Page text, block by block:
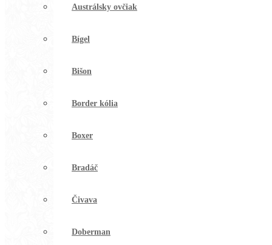
Austrálsky ovčiak
Bígel
Bišon
Border kólia
Boxer
Bradáč
Čivava
Doberman